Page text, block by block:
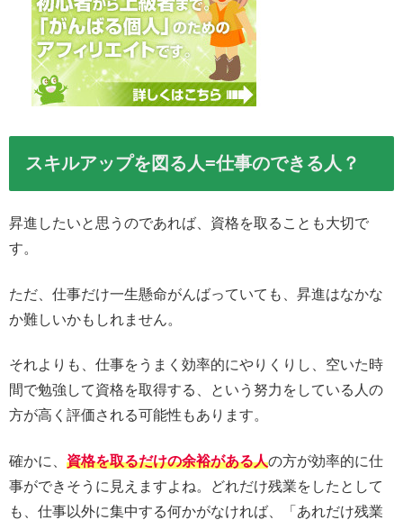
スキルアップを図る人=仕事のできる人？
昇進したいと思うのであれば、資格を取ることも大切で
す。
ただ、仕事だけ一生懸命がんばっていても、昇進はなかな
か難しいかもしれません。
それよりも、仕事をうまく効率的にやりくりし、空いた時
間で勉強して資格を取得する、という努力をしている人の
方が高く評価される可能性もあります。
確かに、 資格を取るだけの余裕がある人の方が効率的に仕
事ができそうに見えますよね。どれだけ残業をしたとして
も、仕事以外に集中する何かがなければ、「あれだけ残業